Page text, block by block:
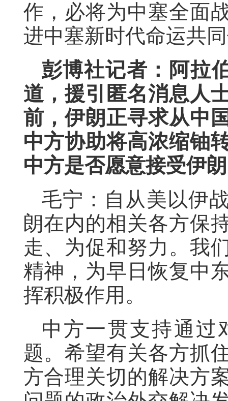
作，必将为中塞全面
进中塞新时代命运共
彭博社记者：阿拉
道，援引匿名消息人
前，伊朗正寻求从中
中方协助将高浓缩铀
中方是否愿意接受伊
毛宁：自从美以伊
朗在内的相关各方保
走、为促和努力。我
精神，为早日恢复中
挥积极作用。
中方一贯支持通过
题。希望有关各方抓
方合理关切的解决方